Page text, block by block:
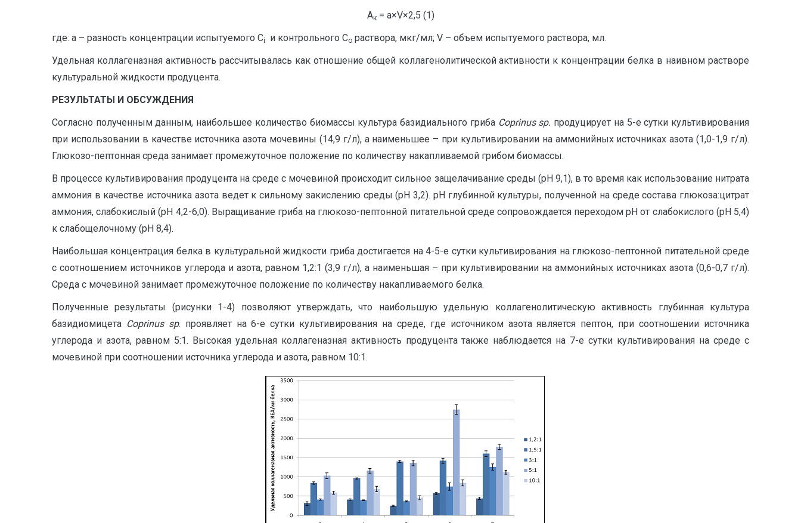
Ак= а×V×2,5 (1)
где: а – разность концентрации испытуемого Ci и контрольного Co раствора, мкг/мл; V – объем испытуемого раствора, мл.
Удельная коллагеназная активность рассчитывалась как отношение общей коллагенолитической активности к концентрации белка в наивном растворе
культуральной жидкости продуцента.
РЕЗУЛЬТАТЫ И ОБСУЖДЕНИЯ
Согласно полученным данным, наибольшее количество биомассы культура базидиального гриба Coprinus sp. продуцирует на 5-е сутки культивирования
при использовании в качестве источника азота мочевины (14,9 г/л), а наименьшее – при культивировании на аммонийных источниках азота (1,0-1,9 г/л).
Глюкозо-пептонная среда занимает промежуточное положение по количеству накапливаемой грибом биомассы.
В процессе культивирования продуцента на среде с мочевиной происходит сильное защелачивание среды (pH 9,1), в то время как использование нитрата
аммония в качестве источника азота ведет к сильному закислению среды (pH 3,2). pH глубинной культуры, полученной на среде состава глюкоза:цитрат
аммония, слабокислый (pH 4,2-6,0). Выращивание гриба на глюкозо-пептонной питательной среде сопровождается переходом pH от слабокислого (pH 5,4)
к слабощелочному (pH 8,4).
Наибольшая концентрация белка в культуральной жидкости гриба достигается на 4-5-е сутки культивирования на глюкозо-пептонной питательной среде
с соотношением источников углерода и азота, равном 1,2:1 (3,9 г/л), а наименьшая – при культивировании на аммонийных источниках азота (0,6-0,7 г/л).
Среда с мочевиной занимает промежуточное положение по количеству накапливаемого белка.
Полученные результаты (рисунки 1-4) позволяют утверждать, что наибольшую удельную коллагенолитическую активность глубинная культура
базидиомицета Coprinus sp. проявляет на 6-е сутки культивирования на среде, где источником азота является пептон, при соотношении источника
углерода и азота, равном 5:1. Высокая удельная коллагеназная активность продуцента также наблюдается на 7-е сутки культивирования на среде с
мочевиной при соотношении источника углерода и азота, равном 10:1.